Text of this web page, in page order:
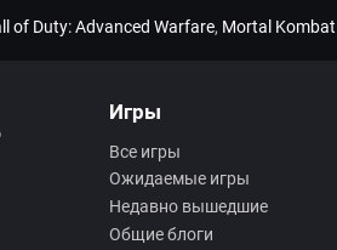
of Duty: Advanced Warfare, Mortal
Игры
Все игры
Ожидаемые игры
Недавно вышедшие
Общие блоги